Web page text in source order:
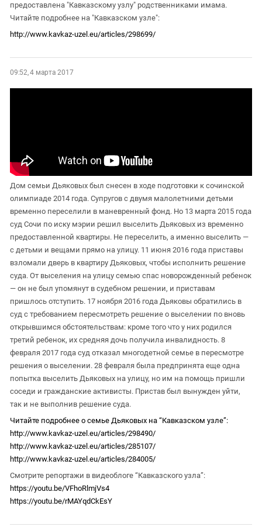
предоставлена "Кавказскому узлу" родственниками имама.
Читайте подробнее на "Кавказском узле":
http://www.kavkaz-uzel.eu/articles/298699/
09:52, 4 марта 2017
Дом семьи Дьяковых был снесен в ходе подготовки к сочинской
олимпиаде 2014 года. Супругов с двумя малолетними детьми
временно переселили в маневренный фонд. Но 13 марта 2015 года
суд Сочи по иску мэрии решил выселить Дьяковых из временно
предоставленной квартиры. Не переселить, а именно выселить —
с детьми и вещами прямо на улицу. 11 июня 2016 года приставы
взломали дверь в квартиру Дьяковых, чтобы исполнить решение
суда. От выселения на улицу семью спас новорожденный ребенок
— он не был упомянут в судебном решении, и приставам
пришлось отступить. 17 ноября 2016 года Дьяковы обратились в
суд с требованием пересмотреть решение о выселении по вновь
открывшимся обстоятельствам: кроме того что у них родился
третий ребенок, их средняя дочь получила инвалидность. 8
февраля 2017 года суд отказал многодетной семье в пересмотре
решения о выселении. 28 февраля была предпринята еще одна
попытка выселить Дьяковых на улицу, но им на помощь пришли
соседи и гражданские активисты. Пристав был вынужден уйти,
так и не выполнив решение суда.
Читайте подробнее о семье Дьяковых на “Кавказском узле”:
http://www.kavkaz-uzel.eu/articles/298490/
http://www.kavkaz-uzel.eu/articles/285107/
http://www.kavkaz-uzel.eu/articles/284005/
Смотрите репортажи в видеоблоге “Кавказского узла”:
https://youtu.be/VFhoRlmjVs4
https://youtu.be/rMAYqdCkEsY